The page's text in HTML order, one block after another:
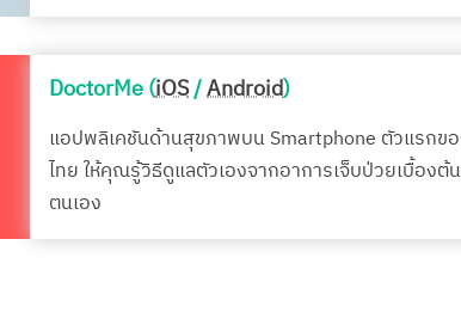
DoctorMe (iOS/Android)
แอปพลิเคชันด้านสุขภาพบน Smartphone ตัวแรกข
ไทย ให้คุณรู้วิธีดูแลตัวเองจากอาการเจ็บป่วยเบื้องต้
ตนเอง